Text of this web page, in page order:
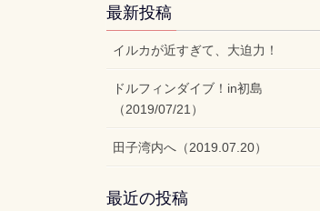
最新投稿
イルカが近すぎて、大迫力！
ドルフィンダイブ！in初島
（2019/07/21）
田子湾内へ（2019.07.20）
最近の投稿